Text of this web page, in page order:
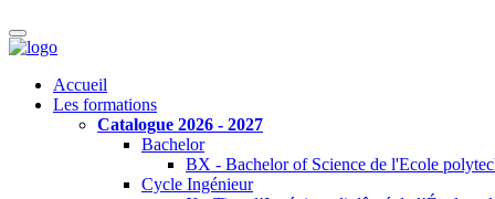
Accueil
Les formations
Catalogue 2026 - 2027
Bachelor
BX - Bachelor of Science de l'Ecole
Cycle Ingénieur